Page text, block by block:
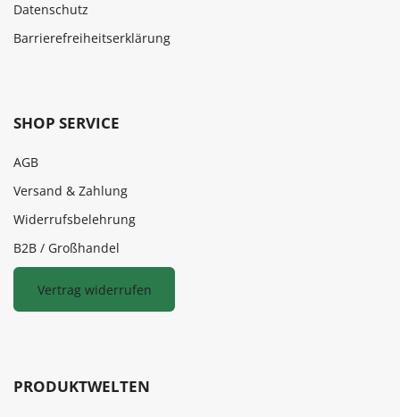
Datenschutz
Barrierefreiheitserklärung
SHOP SERVICE
AGB
Versand & Zahlung
Widerrufsbelehrung
B2B / Großhandel
Vertrag widerrufen
PRODUKTWELTEN